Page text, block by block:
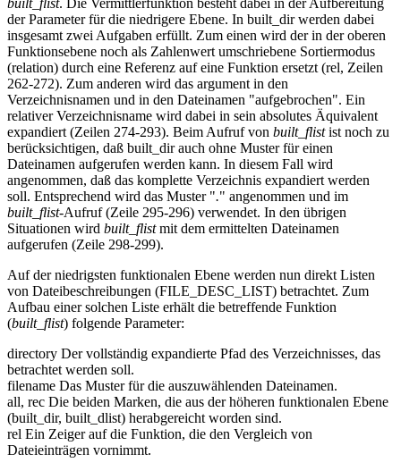
der Parameter für die niedrigere Ebene. In built_dir werden dabei
insgesamt zwei Aufgaben erfüllt. Zum einen wird der in der oberen
Funktionsebene noch als Zahlenwert umschriebene Sortiermodus
(relation) durch eine Referenz auf eine Funktion ersetzt (rel, Zeilen
262-272). Zum anderen wird das argument in den
Verzeichnisnamen und in den Dateinamen "aufgebrochen". Ein
relativer Verzeichnisname wird dabei in sein absolutes Äquivalent
expandiert (Zeilen 274-293). Beim Aufruf von built_flistist noch zu
berücksichtigen, daß built_dir auch ohne Muster für einen
Dateinamen aufgerufen werden kann. In diesem Fall wird
angenommen, daß das komplette Verzeichnis expandiert werden
soll. Entsprechend wird das Muster "." angenommen und im
built_flist-Aufruf (Zeile 295-296) verwendet. In den übrigen
Situationen wird built_flistmit dem ermittelten Dateinamen
aufgerufen (Zeile 298-299).
Auf der niedrigsten funktionalen Ebene werden nun direkt Listen
von Dateibeschreibungen (FILE_DESC_LIST) betrachtet. Zum
Aufbau einer solchen Liste erhält die betreffende Funktion
(built_flist) folgende Parameter:
directory Der vollständig expandierte Pfad des Verzeichnisses, das
betrachtet werden soll.
filename Das Muster für die auszuwählenden Dateinamen.
all, rec Die beiden Marken, die aus der höheren funktionalen Ebene
(built_dir, built_dlist) herabgereicht worden sind.
rel Ein Zeiger auf die Funktion, die den Vergleich von
Dateieinträgen vornimmt.